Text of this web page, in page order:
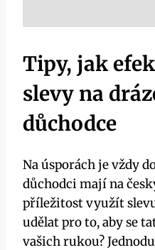
Tipy, jak
slevy na
důchodce
Na úsporách je vždy
důchodci mají na
příležitost využít
udělat pro to, aby se
vašich rukou?